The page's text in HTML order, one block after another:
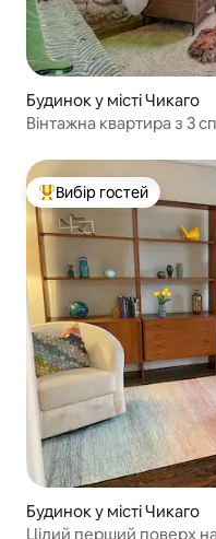
Будинок у місті Чикаго
Вінтажна квартира з 3
Топ вибір гостей
Вибір гостей
Будинок у місті Чикаго
Цілий перший поверх